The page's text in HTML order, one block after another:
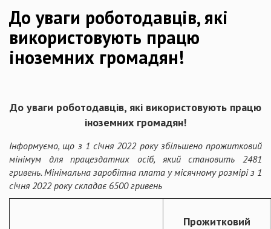
До уваги роботодавців, які
використовують працю
іноземних громадян!
До уваги роботодавців, які використовують працю
іноземних громадян!
Інформуємо, що з 1 січня 2022 року збільшено прожитковий
мінімум для працездатних осіб, який становить 2481
гривень. Мінімальна заробітна плата у місячному розмірі з 1
січня 2022 року складає 6500 гривень
Прожитковий